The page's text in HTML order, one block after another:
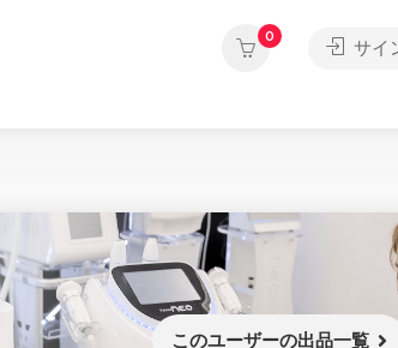
0
サイ
このユーザーの出品一覧